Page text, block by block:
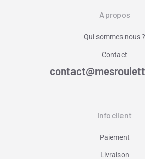
A propos
Qui sommes nous ?
Contact
Info client
Paiement
Livraison